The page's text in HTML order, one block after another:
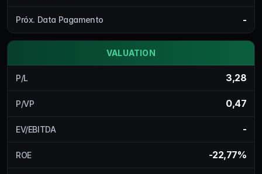
Próx. Data Pagamento -
VALUATION
P/L 3,28
P/VP 0,47
EV/EBITDA -
ROE -22,77%